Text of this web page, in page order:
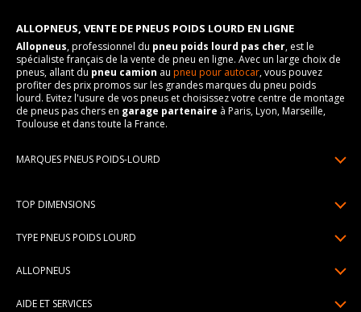
ALLOPNEUS, VENTE DE PNEUS POIDS LOURD EN LIGNE
Allopneus, professionnel du pneu poids lourd pas cher, est le
spécialiste français de la vente de pneu en ligne. Avec un large choix de
pneus, allant du pneu camion au pneu pour autocar, vous pouvez
profiter des prix promos sur les grandes marques du pneu poids
lourd. Evitez l'usure de vos pneus et choisissez votre centre de montage
de pneus pas chers en garage partenaire à Paris, Lyon, Marseille,
Toulouse et dans toute la France.
MARQUES PNEUS POIDS-LOURD
Pneus Goodyear
Pneus Dunlop
Pneus Anteo
Voir toutes les marques pneus poids-lourd
TOP DIMENSIONS
315/80R22.5
TYPE PNEUS POIDS LOURD
Pneus longue distance
ALLOPNEUS
AIDE ET SERVICES